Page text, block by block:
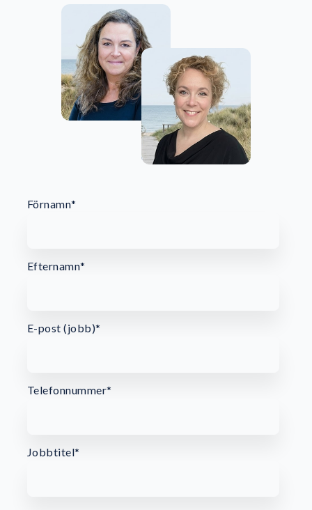
Förnamn*
Efternamn*
E-post (jobb)*
Telefonnummer*
Jobbtitel*